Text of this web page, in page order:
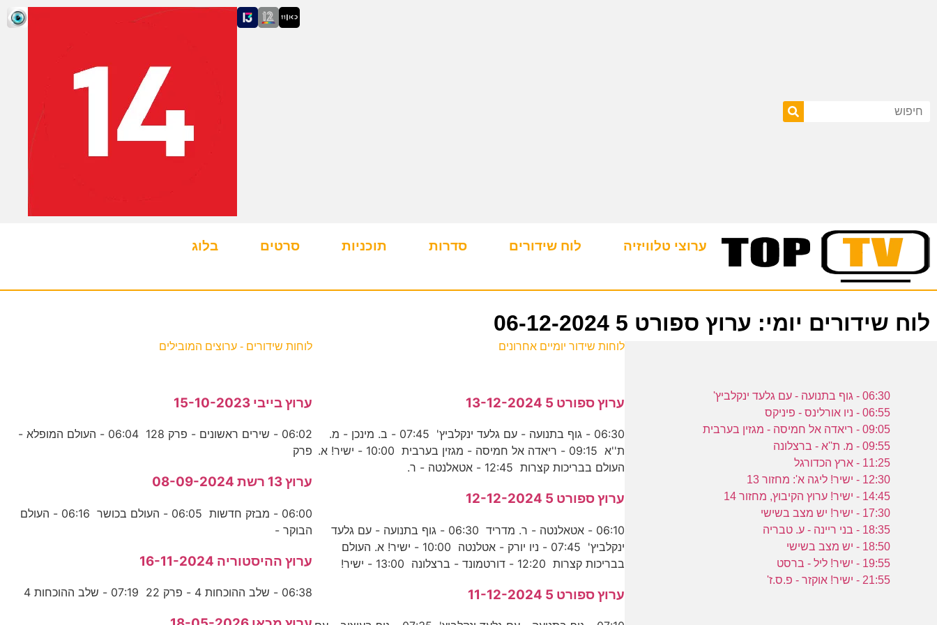
ערוצי טלוויזיה לוח שידורים סדרות תוכניות סרטים בלוג
לוח שידורים יומי: ערוץ ספורט 5 06-12-2024
06:30 - גוף בתנועה - עם גלעד ינקלביץ'
06:55 - ניו אורלינס - פיניקס
09:05 - ריאדה אל חמיסה - מגזין בערבית
09:55 - מ. ת''א - ברצלונה
11:25 - ארץ הכדורגל
12:30 - ישיר! ליגה א': מחזור 13
14:45 - ישיר! ערוץ הקיבוץ, מחזור 14
17:30 - ישיר! יש מצב בשישי
18:35 - בני ריינה - ע. טבריה
18:50 - יש מצב בשישי
19:55 - ישיר! ליל - ברסט
21:55 - ישיר! אוקזר - פ.ס.ז'
לוחות שידור יומיים אחרונים
ערוץ ספורט 5 13-12-2024
06:30 - גוף בתנועה - עם גלעד ינקלביץ' 07:45 - ב. מינכן - מ.
ת''א 09:15 - ריאדה אל חמיסה - מגזין בערבית 10:00 - ישיר! א.
העולם בבריכות קצרות 12:45 - אטאלנטה - ר.
ערוץ ספורט 5 12-12-2024
06:10 - אטאלנטה - ר. מדריד 06:30 - גוף בתנועה - עם גלעד
ינקלביץ' 07:45 - ניו יורק - אטלנטה 10:00 - ישיר! א. העולם
בבריכות קצרות 12:20 - דורטמונד - ברצלונה 13:00 - ישיר!
ערוץ ספורט 5 11-12-2024
לוחות שידורים - ערוצים המובילים
ערוץ בייבי 15-10-2023
06:02 - שירים ראשונים - פרק 128 06:04 - העולם המופלא -
פרק
ערוץ 13 רשת 08-09-2024
06:00 - מבזק חדשות 06:05 - העולם בכושר 06:16 - העולם
הבוקר -
ערוץ ההיסטוריה 16-11-2024
06:38 - שלב ההוכחות 4 - פרק 22 07:19 - שלב ההוכחות 4